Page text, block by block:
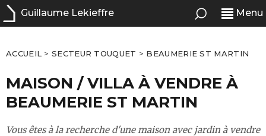
Guillaume Lekieffre Menu
ACCUEIL >SECTEUR TOUQUET > BEAUMERIE ST MARTIN
MAISON / VILLA À VENDRE À
BEAUMERIE ST MARTIN
Vous êtes à la recherche d'une maison avec jardin à vendre